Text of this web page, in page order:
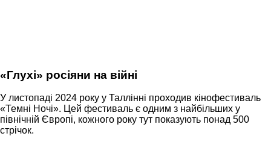
«Глухі» росіяни на війні
У листопаді 2024 року у Таллінні проходив кінофестиваль
«Темні Ночі». Цей фестиваль є одним з найбільших у
північній Європі, кожного року тут показують понад 500
стрічок.